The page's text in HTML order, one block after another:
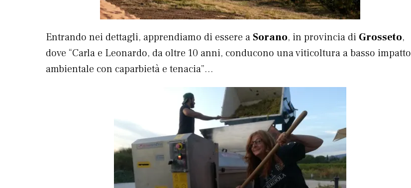
Entrando nei dettagli, apprendiamo di essere a Sorano, in provincia di Grosseto,
dove “Carla e Leonardo, da oltre 10 anni, conducono una viticoltura a basso impatto
ambientale con caparbietà e tenacia”…